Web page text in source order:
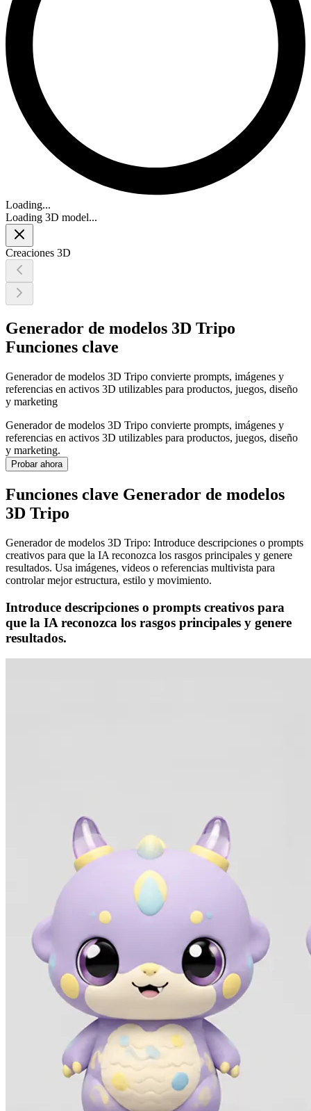
Loading...
Loading 3D model...
Creaciones 3D
Generador de modelos 3D Tripo
Funciones clave
Generador de modelos 3D Tripo convierte prompts, imágenes y
referencias en activos 3D utilizables para productos, juegos, diseño
y marketing
Generador de modelos 3D Tripo convierte prompts, imágenes y
referencias en activos 3D utilizables para productos, juegos, diseño
y marketing.
Probar ahora
Funciones clave Generador de modelos
3D Tripo
Generador de modelos 3D Tripo: Introduce descripciones o prompts
creativos para que la IA reconozca los rasgos principales y genere
resultados. Usa imágenes, videos o referencias multivista para
controlar mejor estructura, estilo y movimiento.
Introduce descripciones o prompts creativos para
que la IA reconozca los rasgos principales y genere
resultados.